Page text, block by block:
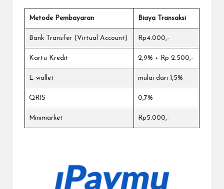
Metode Pembayaran Biaya Transaksi
Bank Transfer (Virtual Account) Rp4.000,-
Kartu Kredit 2,9% + Rp 2.500,-
E-wallet mulai dari 1,5%
QRIS 0,7%
Minimarket Rp5.000,-